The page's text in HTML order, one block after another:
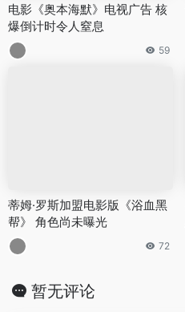
电影《奥本海默》电视广告 核
爆倒计时令人窒息
59
蒂姆·罗斯加盟电影版《浴血黑
帮》 角色尚未曝光
72
暂无评论